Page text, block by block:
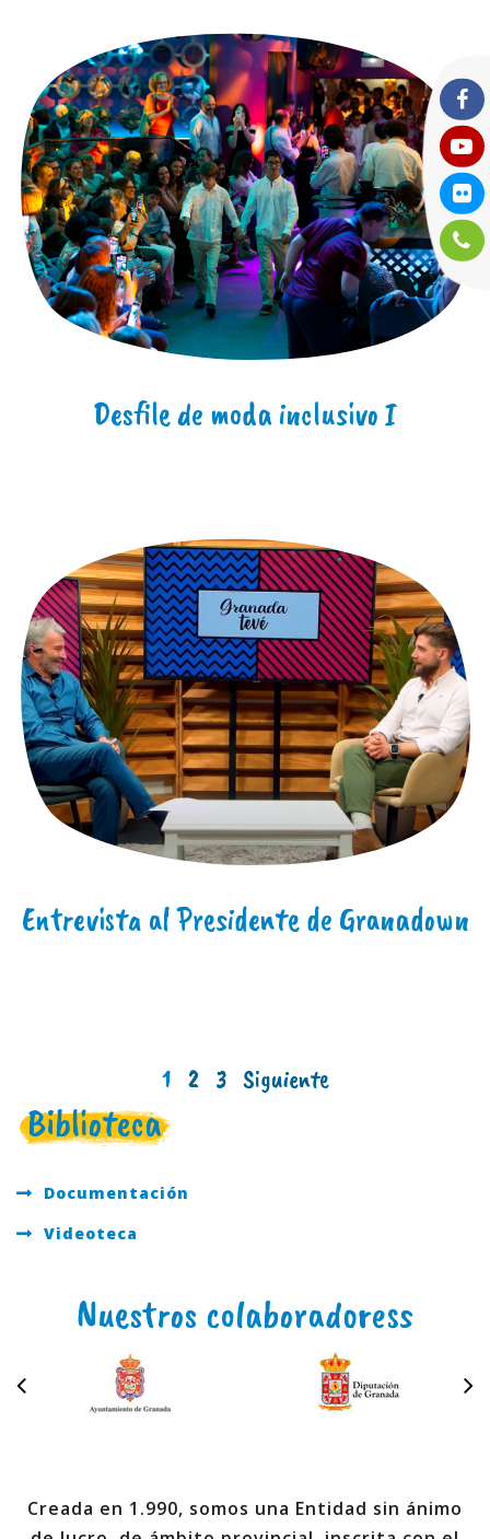
Desfile de moda inclusivo I
Entrevista al Presidente de Granadown
1 2 3 Siguiente
Biblioteca
Documentación
Videoteca
Nuestros colaboradoress
Creada en 1.990, somos una Entidad sin ánimo